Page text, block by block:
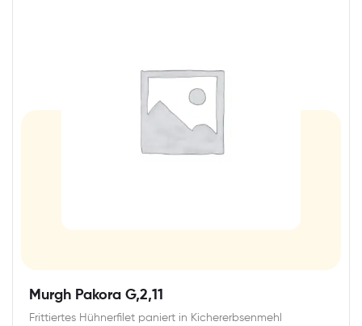
Murgh Pakora G,2,11
Frittiertes Hühnerfilet paniert in Kichererbsenmehl